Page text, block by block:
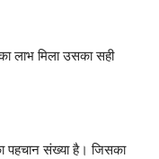
लाभ मिला उसका सही
पहचान संख्या है। जिसका